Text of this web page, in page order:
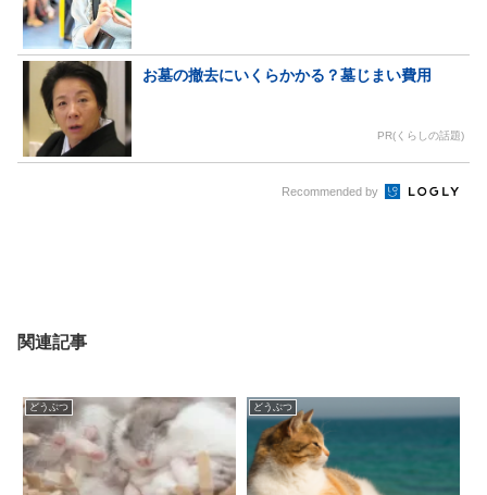
お墓の撤去にいくらかかる？墓じまい費用
PR(くらしの話題)
Recommended by
関連記事
どうぶつ どうぶつ